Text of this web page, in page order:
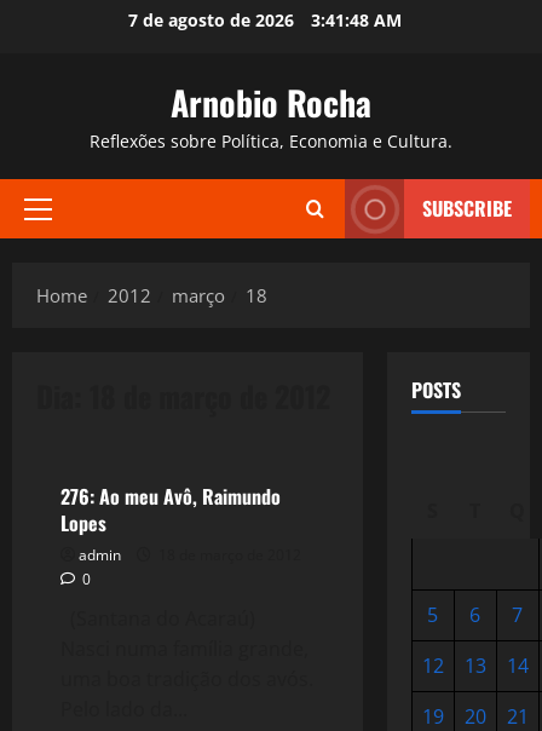
7 de agosto de 2026 3:41:49 AM
Arnobio Rocha
Reflexões sobre Política, Economia e Cultura.
Primary
SUBSCRIBE
Home 2012 março 18
276: Ao meu Avô, Raimundo
Lopes
admin
0
POSTS
5 6
7
12
13
14
19
20
21